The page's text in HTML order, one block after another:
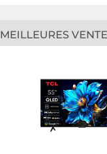
MEILLEURES